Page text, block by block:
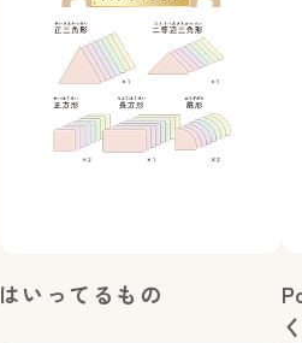
はいってるもの